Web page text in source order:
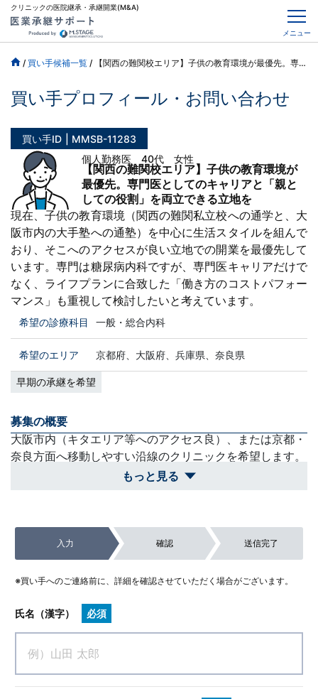
クリニックの医院継承・承継開業(M&A)
メニュー
/ 買い手候補一覧 / 【関西の難関校エリア】子供の教育環境が最優先。専門医としてのキャリアと「親としての役割」を両立できる立地を
買い手プロフィール・お問い合わせ
買い手ID
MMSB-11283
個人勤務医 40代 女性
【関西の難関校エリア】子供の教育環境が
最優先。専門医としてのキャリアと「親と
しての役割」を両立できる立地を
現在、子供の教育環境（関西の難関私立校への通学と、大
阪市内の大手塾への通塾）を中心に生活スタイルを組んで
おり、そこへのアクセスが良い立地での開業を最優先して
います。専門は糖尿病内科ですが、専門医キャリアだけで
なく、ライフプランに合致した「働き方のコストパフォー
マンス」も重視して検討したいと考えています。
希望の診療科目 一般・総合内科
希望のエリア 京都府、大阪府、兵庫県、奈良県
早期の承継を希望
募集の概要
大阪市内（キタエリア等へのアクセス良）、または京都・
奈良方面へ移動しやすい沿線のクリニックを希望します。
もっと見る
ぎすぎず、条件の合う案件をじっくり探したいスタンスで
通勤時間が長く、子供の送迎やサポートに支障が出る立
地。専門外の外科処置が必須となる案件。
入力 確認 送信完了
※買い手へのご連絡前に、詳細を確認させていただく場合がございます。
氏名（漢字） 必須